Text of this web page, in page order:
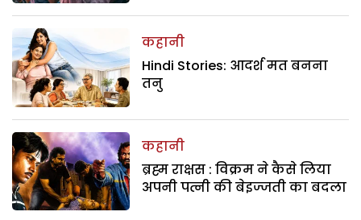
कहानी
Hindi Stories: आदर्श मत बनना
तनु
कहानी
ब्रह्म राक्षस : विक्रम ने कैसे लिया
अपनी पत्नी की बेइज्जती का बदला